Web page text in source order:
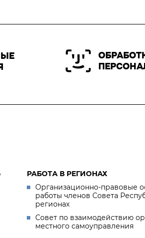
РАБОТА В РЕГИОНАХ
Организационно-правовые
работы членов Совета
регионах
Совет по взаимодействию
местного самоуправления